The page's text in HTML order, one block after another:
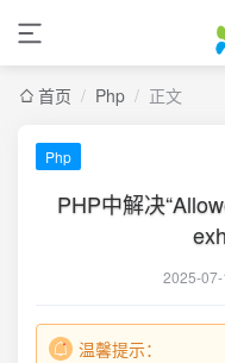
首页 / Php / 正文
Php
PHP中解决
2025-
温馨提示：